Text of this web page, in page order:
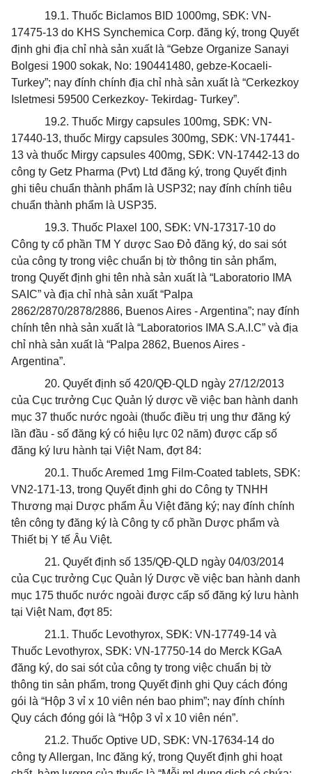
19.1. Thuốc Biclamos BID 1000mg, SĐK: VN-
17475-13 do KHS Synchemica Corp. đăng ký, trong Quyết
định ghi địa chỉ nhà sản xuất là “Gebze Organize Sanayi
Bolgesi 1900 sokak, No: 190441480, gebze-Kocaeli-
Turkey”; nay đính chính địa chỉ nhà sản xuất là “Cerkezkoy
Isletmesi 59500 Cerkezkoy- Tekirdag- Turkey”.
19.2. Thuốc Mirgy capsules 100mg, SĐK: VN-
17440-13, thuốc Mirgy capsules 300mg, SĐK: VN-17441-
13 và thuốc Mirgy capsules 400mg, SĐK: VN-17442-13 do
công ty Getz Pharma (Pvt) Ltd đăng ký, trong Quyết định
ghi tiêu chuẩn thành phẩm là USP32; nay đính chính tiêu
chuẩn thành phẩm là USP35.
19.3. Thuốc Plaxel 100, SĐK: VN-17317-10 do
Công ty cổ phần TM Y dược Sao Đỏ đăng ký, do sai sót
của công ty trong việc chuẩn bị tờ thông tin sản phẩm,
trong Quyết định ghi tên nhà sản xuấtlà “Laboratorio IMA
SAIC” và địa chỉ nhà sản xuất “Palpa
2862/2870/2878/2886, Buenos Aires - Argentina”; nay đính
chính tên nhà sản xuất là “Laboratorios IMA S.A.I.C” và địa
chỉ nhà sản xuất là “Palpa 2862, Buenos Aires -
Argentina”.
20. Quyết định số 420/QĐ-QLD ngày 27/12/2013
của Cục trưởng Cục Quản lý dược về việc ban hành danh
mục 37 thuốc nước ngoài (thuốc điều trị ung thư đăng ký
lần đầu - số đăng ký có hiệu lực 02 năm) được cấp số
đăng ký lưu hành tại Việt Nam, đợt 84:
20.1. Thuốc Aremed 1mg Film-Coated tablets, SĐK:
VN2-171-13, trong Quyết định ghi do Công ty TNHH
Thương mại Dược phẩm Âu Việt đăng ký; nay đính chính
tên công ty đăng ký là Công ty cổ phần Dược phẩm và
Thiết bị Y tế Âu Việt.
21. Quyết định số 135/QĐ-QLD ngày 04/03/2014
của Cục trưởng Cục Quản lý Dược về việc ban hành danh
mục 175 thuốc nước ngoài được cấp số đăng ký lưu hành
tại Việt Nam, đợt 85:
21.1. Thuốc Levothyrox, SĐK: VN-17749-14 và
Thuốc Levothyrox, SĐK: VN-17750-14 do Merck KGaA
đăng ký, do sai sót của công ty trong việc chuẩn bị tờ
thông tin sản phẩm, trong Quyết định ghi Quy cách đóng
gói là “Hộp 3 vỉ x 10 viên nén bao phim”; nay đính chính
Quy cách đóng gói là “Hộp 3 vỉ x 10 viên nén”.
21.2. Thuốc Optive UD, SĐK: VN-17634-14 do
công ty Allergan, Inc đăng ký, trong Quyết định ghi hoạt